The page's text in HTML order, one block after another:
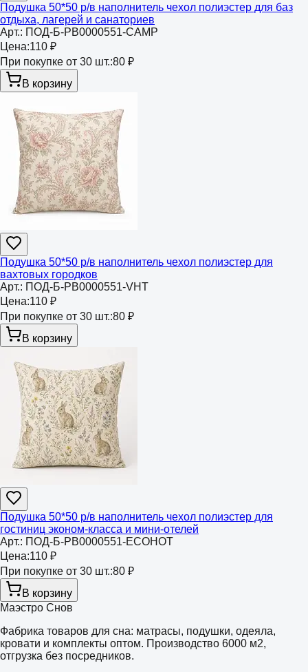
Подушка 50*50 р/в наполнитель чехол полиэстер для баз
отдыха, лагерей и санаториев
Арт.: ПОД-Б-РВ0000551-CAMP
Цена:110 ₽
При покупке от 30 шт.:80 ₽
В корзину
Подушка 50*50 р/в наполнитель чехол полиэстер для
вахтовых городков
Арт.: ПОД-Б-РВ0000551-VHT
Цена:110 ₽
При покупке от 30 шт.:80 ₽
В корзину
Подушка 50*50 р/в наполнитель чехол полиэстер для
гостиниц эконом-класса и мини-отелей
Арт.: ПОД-Б-РВ0000551-ECOHOT
Цена:110 ₽
При покупке от 30 шт.:80 ₽
В корзину
Маэстро Снов
Фабрика товаров для сна: матрасы, подушки, одеяла,
кровати и комплекты оптом. Производство 6000 м2,
отгрузка без посредников.